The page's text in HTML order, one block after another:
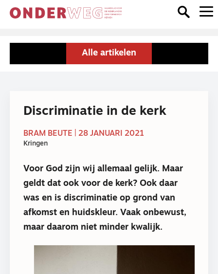
Alle artikelen
Discriminatie in de kerk
BRAM BEUTE | 28 JANUARI 2021
Kringen
Voor God zijn wij allemaal gelijk. Maar
geldt dat ook voor de kerk? Ook daar
was en is discriminatie op grond van
afkomst en huidskleur. Vaak onbewust,
maar daarom niet minder kwalijk.